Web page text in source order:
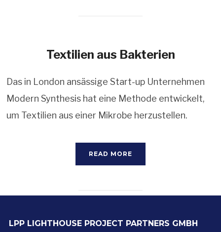
Textilien aus Bakterien
Das in London ansässige Start-up Unternehmen
Modern Synthesis hat eine Methode entwickelt,
um Textilien aus einer Mikrobe herzustellen.
READ MORE
LPP LIGHTHOUSE PROJECT PARTNERS GMBH